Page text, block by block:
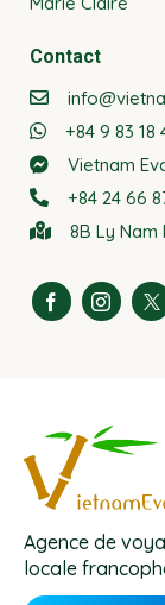
Contact
+84 9 83
Vietnam
+84 24 66
8B Ly Nam
Agence de
locale